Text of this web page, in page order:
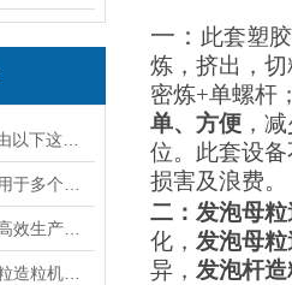
一： 此套塑
炼， 挤出，
密炼+单螺杆
单、方便 ， 减
位。 此套设
损害及浪费。
二： 发泡母粒
化， 发泡母粒
异， 发泡杆